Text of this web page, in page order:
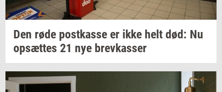
Den røde po­st­kas­se er ikke helt død: Nu
op­sæt­tes 21 nye brev­kas­ser